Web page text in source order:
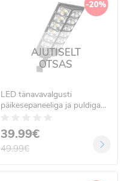
-20%
AJUTISELT
OTSAS
LED tänavavalgusti
päikesepaneeliga ja puldiga
39.99€
49.99€